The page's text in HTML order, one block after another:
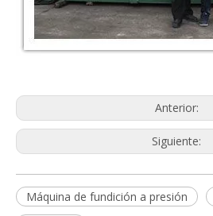
Anterior:
Siguiente:
Máquina de fundición a presión